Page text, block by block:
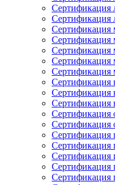
Сертификация
Сертификация
Сертификация
Сертификация
Сертификация
Сертификация
Сертификация
Сертификация
Сертификация
Сертификация
Сертификация
Сертификация
Сертификация
Сертификация
Сертификация
Сертификация
Сертификация